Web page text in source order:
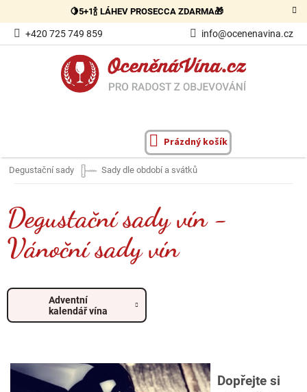
obsah
🍋5+1🍾 LÁHEV PROSECCA ZDARMA🎁
+420 725 749 859 info@ocenenavina.cz
NÁKUPNÍ
KOŠÍK
Prázdný košík
Degustační sady Sady dle období a svátků
Degustační sady vín -
Vánoční sady vín
Dopřejte si
Adventní
kalendář vína